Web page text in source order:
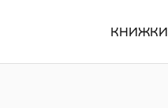
КНИЖКИ